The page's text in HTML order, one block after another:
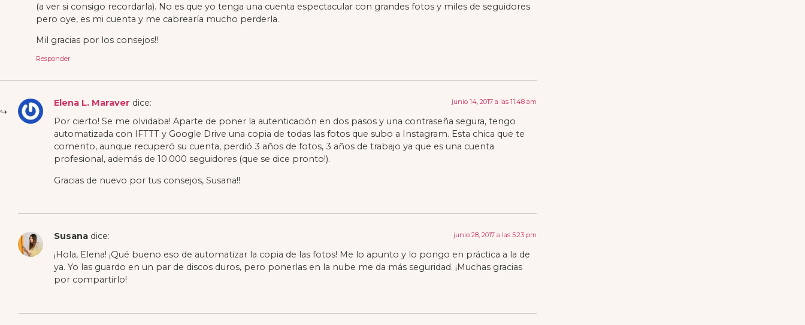
(a ver si consigo recordarla). No es que yo tenga una cuenta espectacular con grandes fotos y miles de seguidores
pero oye, es mi cuenta y me cabrearía mucho perderla.
Mil gracias por los consejos!!
Responder
Elena L. Maraver dice: junio 14, 2017 a las 11:48 am
Por cierto! Se me olvidaba! Aparte de poner la autenticación en dos pasos y una contraseña segura, tengo
automatizada con IFTTT y Google Drive una copia de todas las fotos que subo a Instagram. Esta chica que te
comento, aunque recuperó su cuenta, perdió 3 años de fotos, 3 años de trabajo ya que es una cuenta
profesional, además de 10.000 seguidores (que se dice pronto!).
Gracias de nuevo por tus consejos, Susana!!
Susana dice: junio 28, 2017 a las 5:23 pm
¡Hola, Elena! ¡Qué bueno eso de automatizar la copia de las fotos! Me lo apunto y lo pongo en práctica a la de
ya. Yo las guardo en un par de discos duros, pero ponerlas en la nube me da más seguridad. ¡Muchas gracias
por compartirlo!